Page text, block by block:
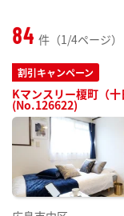
84 件（1/4ページ）
割引キャンペーン
Kマンスリー榎町（十
(No.126622)